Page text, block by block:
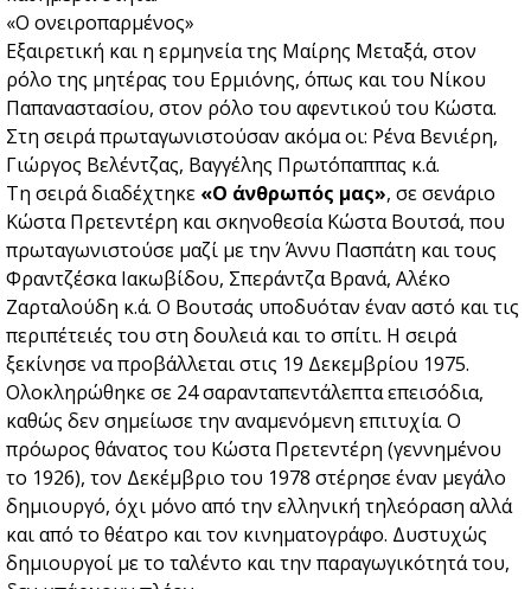
«Ο ονειροπαρμένος»
Εξαιρετική και η ερμηνεία της Μαίρης Μεταξά, στον
ρόλο της μητέρας του Ερμιόνης, όπως και του Νίκου
Παπαναστασίου, στον ρόλο του αφεντικού του Κώστα.
Στη σειρά πρωταγωνιστούσαν ακόμα οι: Ρένα Βενιέρη,
Γιώργος Βελέντζας, Βαγγέλης Πρωτόπαππας κ.ά.
Τη σειρά διαδέχτηκε «Ο άνθρωπός μας», σε σενάριο
Κώστα Πρετεντέρη και σκηνοθεσία Κώστα Βουτσά, που
πρωταγωνιστούσε μαζί με την Άννυ Πασπάτη και τους
Φραντζέσκα Ιακωβίδου, Σπεράντζα Βρανά, Αλέκο
Ζαρταλούδη κ.ά. Ο Βουτσάς υποδυόταν έναν αστό και τις
περιπέτειές του στη δουλειά και το σπίτι. Η σειρά
ξεκίνησε να προβάλλεται στις 19 Δεκεμβρίου 1975.
Ολοκληρώθηκε σε 24 σαρανταπεντάλεπτα επεισόδια,
καθώς δεν σημείωσε την αναμενόμενη επιτυχία. Ο
πρόωρος θάνατος του Κώστα Πρετεντέρη (γεννημένου
το 1926), τον Δεκέμβριο του 1978 στέρησε έναν μεγάλο
δημιουργό, όχι μόνο από την ελληνική τηλεόραση αλλά
και από το θέατρο και τον κινηματογράφο. Δυστυχώς
δημιουργοί με το ταλέντο και την παραγωγικότητά του,